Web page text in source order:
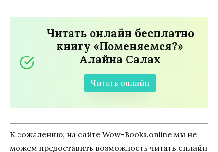
Читать онлайн бесплатно
книгу «Поменяемся?»
Алайна Салах
Читать онлайн
К сожалению, на сайте Wow-Books.online мы не
можем предоставить возможность читать онлайн